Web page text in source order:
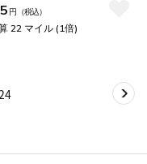
円 （税込）
22 マイル (1倍)